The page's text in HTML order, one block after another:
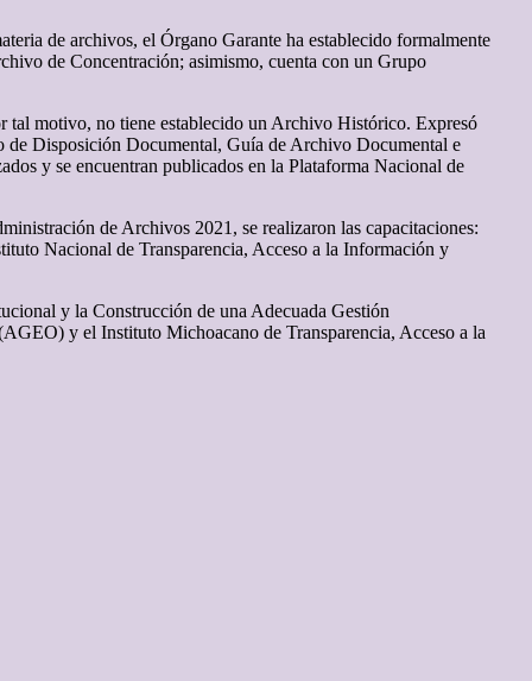
de archivos, el Órgano Garante ha establecido formalmente
de Concentración; asimismo, cuenta con un Grupo
tal motivo, no tiene establecido un Archivo Histórico. Expresó
de Disposición Documental, Guía de Archivo Documental e
y se encuentran publicados en la Plataforma Nacional de
de Archivos 2021, se realizaron las capacitaciones:
Nacional de Transparencia, Acceso a la Información y
y la Construcción de una Adecuada Gestión
y el Instituto Michoacano de Transparencia, Acceso a la